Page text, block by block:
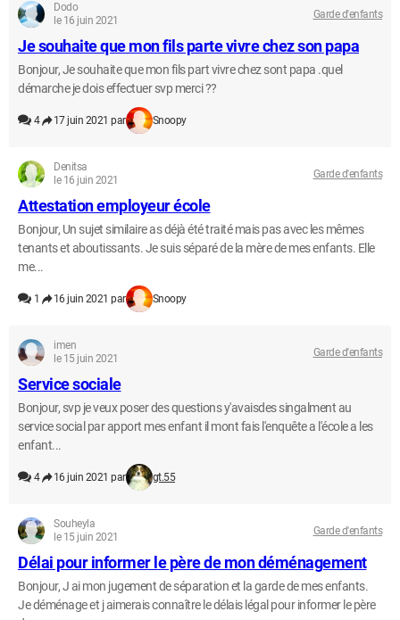
Dodo
le 16 juin 2021
Garde d'enfants
Je souhaite que mon fils parte vivre chez son papa
Bonjour, Je souhaite que mon fils part vivre chez sont papa .quel
démarche je dois effectuer svp merci ??
4 17 juin 2021 par Snoopy
Denitsa
le 16 juin 2021
Garde d'enfants
Attestation employeur école
Bonjour, Un sujet similaire as déjà été traité mais pas avec les mêmes
tenants et aboutissants. Je suis séparé de la mère de mes enfants. Elle
me...
1 16 juin 2021 par Snoopy
imen
le 15 juin 2021
Garde d'enfants
Service sociale
Bonjour, svp je veux poser des questions y'avaisdes singalment au
service social par apport mes enfant il mont fais l'enquête a l'école a les
enfant...
4 16 juin 2021 par gt.55
Souheyla
le 15 juin 2021
Garde d'enfants
Délai pour informer le père de mon déménagement
Bonjour, J ai mon jugement de séparation et la garde de mes enfants.
Je déménage et j aimerais connaître le délais légal pour informer le père